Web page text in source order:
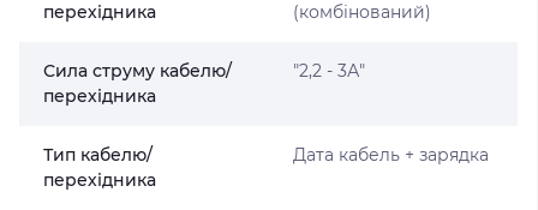
перехідника
(комбінований)
Сила струму кабелю/
перехідника
"2,2 - 3А"
Тип кабелю/
перехідника
Дата кабель + зарядка